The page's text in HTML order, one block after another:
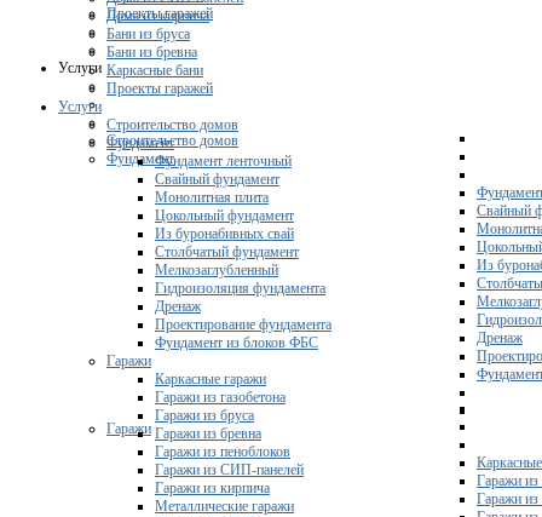
Проекты гаражей
Услуги
Строительство домов
Фундамент
Свайный
Из
Дренаж
Гаражи
Гаражи из
Гаражи из
Дома из кирпича
Бани из бруса
Бани из бревна
Каркасные бани
Проекты гаражей
Услуги
Строительство домов
Фундамент
Фундамент ленточный
Свайный фундамент
Монолитная плита
Цокольный фундамент
Из буронабивных свай
Столбчатый фундамент
Мелкозаглубленный
Гидроизоляция фундамента
Дренаж
Проектирование фундамента
Фундамент из блоков ФБС
Гаражи
Каркасные гаражи
Гаражи из газобетона
Гаражи из бруса
Гаражи из бревна
Гаражи из пеноблоков
Гаражи из СИП-панелей
Гаражи из кирпича
Металлические гаражи